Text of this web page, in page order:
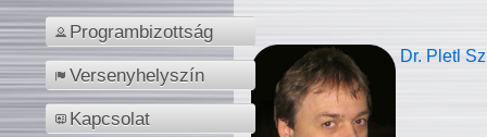
Programbizottság
Versenyhelyszín
Kapcsolat
Dr. Pletl